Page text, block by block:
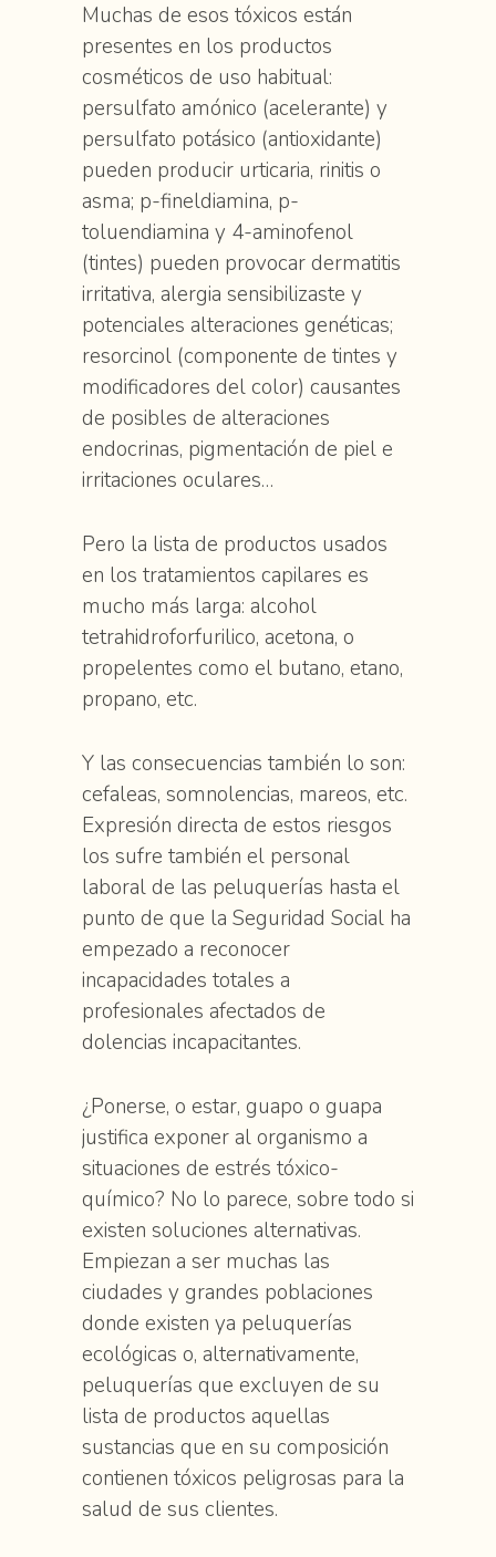
Muchas de esos tóxicos están
presentes en los productos
cosméticos de uso habitual:
persulfato amónico (acelerante) y
persulfato potásico (antioxidante)
pueden producir urticaria, rinitis o
asma; p-fineldiamina, p-
toluendiamina y 4-aminofenol
(tintes) pueden provocar dermatitis
irritativa, alergia sensibilizaste y
potenciales alteraciones genéticas;
resorcinol (componente de tintes y
modificadores del color) causantes
de posibles de alteraciones
endocrinas, pigmentación de piel e
irritaciones oculares…
Pero la lista de productos usados
en los tratamientos capilares es
mucho más larga: alcohol
tetrahidroforfurilico, acetona, o
propelentes como el butano, etano,
propano, etc.
Y las consecuencias también lo son:
cefaleas, somnolencias, mareos, etc.
Expresión directa de estos riesgos
los sufre también el personal
laboral de las peluquerías hasta el
punto de que la Seguridad Social ha
empezado a reconocer
incapacidades totales a
profesionales afectados de
dolencias incapacitantes.
¿Ponerse, o estar, guapo o guapa
justifica exponer al organismo a
situaciones de estrés tóxico-
químico? No lo parece, sobre todo si
existen soluciones alternativas.
Empiezan a ser muchas las
ciudades y grandes poblaciones
donde existen ya peluquerías
ecológicas o, alternativamente,
peluquerías que excluyen de su
lista de productos aquellas
sustancias que en su composición
contienen tóxicos peligrosas para la
salud de sus clientes.